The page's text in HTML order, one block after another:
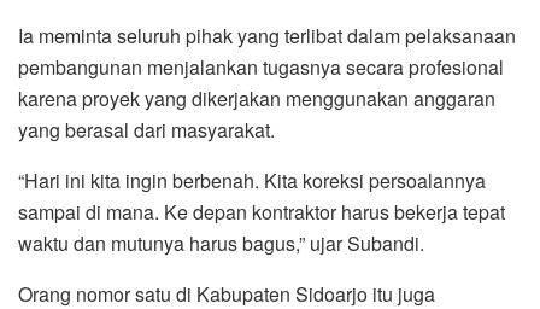
Ia meminta seluruh pihak yang terlibat dalam pelaksanaan
pembangunan menjalankan tugasnya secara profesional
karena proyek yang dikerjakan menggunakan anggaran
yang berasal dari masyarakat.
“Hari ini kita ingin berbenah. Kita koreksi persoalannya
sampai di mana. Ke depan kontraktor harus bekerja tepat
waktu dan mutunya harus bagus,” ujar Subandi.
Orang nomor satu di Kabupaten Sidoarjo itu juga